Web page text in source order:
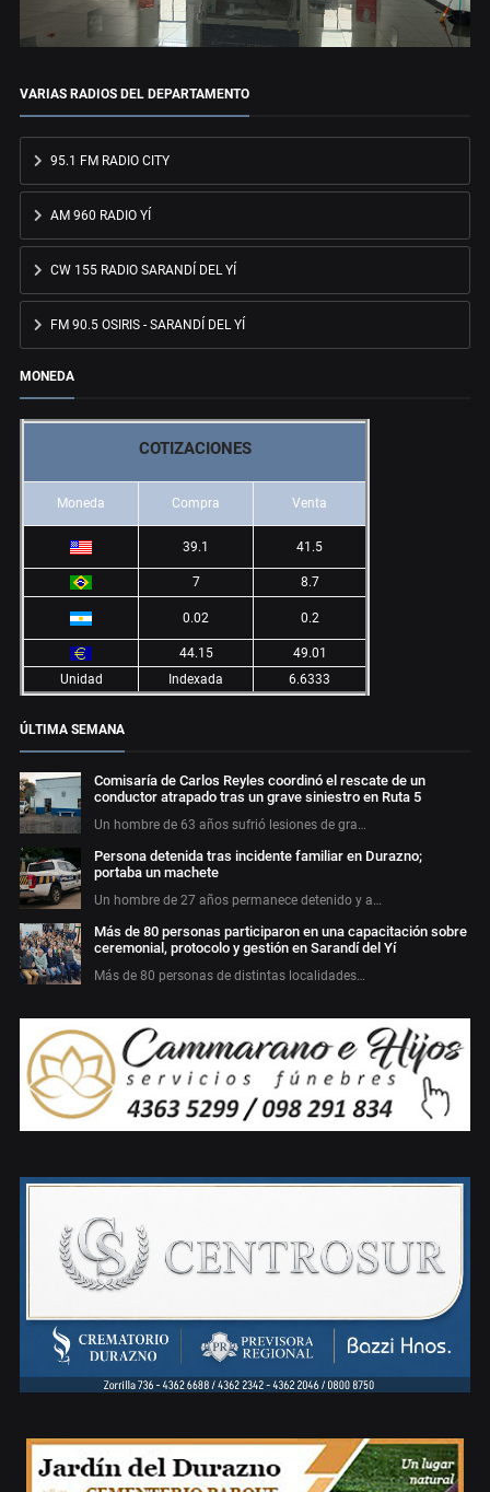
VARIAS RADIOS DEL DEPARTAMENTO
95.1 FM RADIO CITY
AM 960 RADIO YÍ
CW 155 RADIO SARANDÍ DEL YÍ
FM 90.5 OSIRIS - SARANDÍ DEL YÍ
MONEDA
COTIZACIONES
Moneda Compra Venta
39.1 41.5
7 8.7
0.02 0.2
44.15
49.01
Unidad
Indexada 6.6333
ÚLTIMA SEMANA
Comisaría de Carlos Reyles coordinó el rescate de un
conductor atrapado tras un grave siniestro en Ruta 5
Un hombre de 63 años sufrió lesiones de gra…
Persona detenida tras incidente familiar en Durazno;
portaba un machete
Un hombre de 27 años permanece detenido y a…
Más de 80 personas participaron en una capacitación sobre
ceremonial, protocolo y gestión en Sarandí del Yí
Más de 80 personas de distintas localidades…